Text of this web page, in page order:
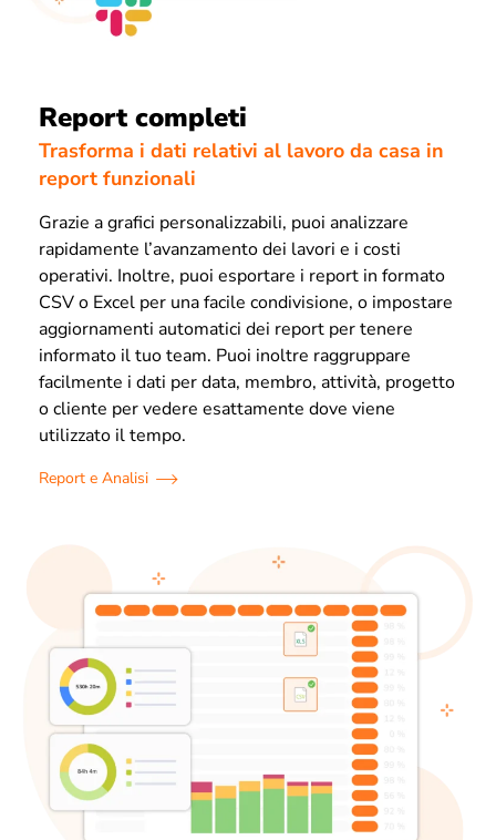
Report completi
Trasforma i dati relativi al lavoro da casa in
report funzionali
Grazie a grafici personalizzabili, puoi analizzare
rapidamente l’avanzamento dei lavori e i costi
operativi. Inoltre, puoi esportare i report in formato
CSV o Excel per una facile condivisione, o impostare
aggiornamenti automatici dei report per tenere
informato il tuo team. Puoi inoltre raggruppare
facilmente i dati per data, membro, attività, progetto
o cliente per vedere esattamente dove viene
utilizzato il tempo.
Report e Analisi